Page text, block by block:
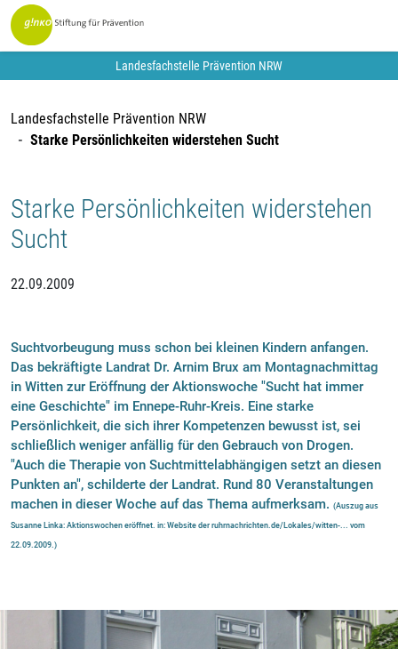
Landesfachstelle Prävention NRW
Landesfachstelle Prävention NRW
Starke Persönlichkeiten widerstehen Sucht
Starke Persönlichkeiten widerstehen
Sucht
22.09.2009
Suchtvorbeugung muss schon bei kleinen Kindern anfangen.
Das bekräftigte Landrat Dr. Arnim Brux am Montagnachmittag
in Witten zur Eröffnung der Aktionswoche "Sucht hat immer
eine Geschichte" im Ennepe-Ruhr-Kreis. Eine starke
Persönlichkeit, die sich ihrer Kompetenzen bewusst ist, sei
schließlich weniger anfällig für den Gebrauch von Drogen.
"Auch die Therapie von Suchtmittelabhängigen setzt an diesen
Punkten an", schilderte der Landrat. Rund 80 Veranstaltungen
machen in dieser Woche auf das Thema aufmerksam. (Auszug aus
Susanne Linka: Aktionswochen eröffnet. in: Website der ruhrnachrichten.de/Lokales/witten-... vom
22.09.2009.)